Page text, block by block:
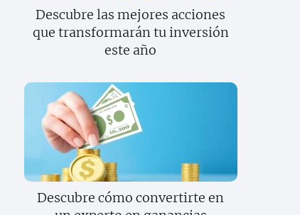
Descubre las mejores acciones
que transformarán tu inversión
este año
Descubre cómo convertirte en